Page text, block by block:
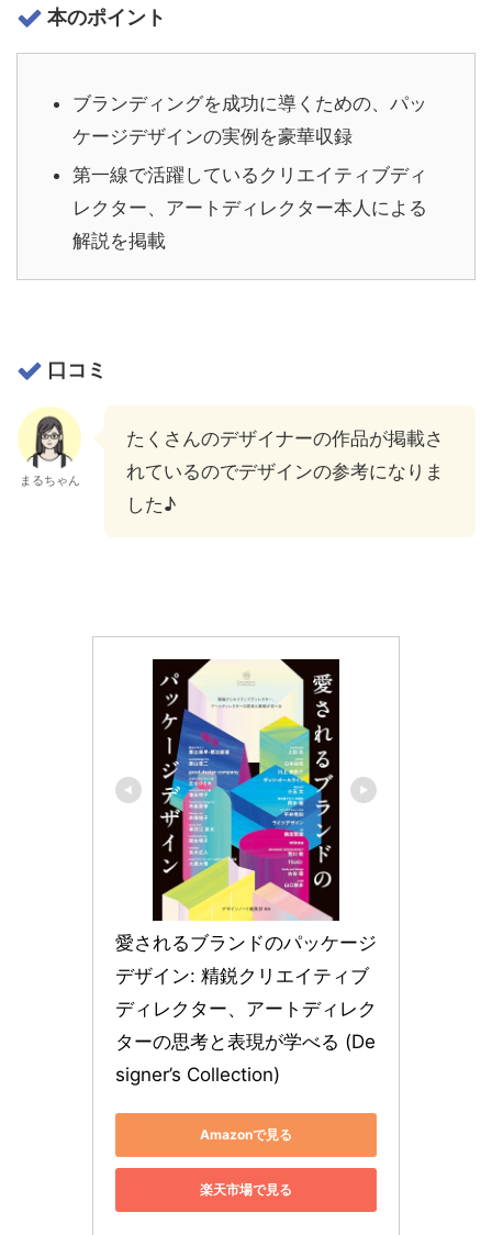
本のポイント
ブランディングを成功に導くための、パッ
ケージデザインの実例を豪華収録
第一線で活躍しているクリエイティブディ
レクター、アートディレクター本人による
解説を掲載
口コミ
まるちゃん
たくさんのデザイナーの作品が掲載さ
れているのでデザインの参考になりま
した♪
愛されるブランドのパッケージ
デザイン: 精鋭クリエイティブ
ディレクター、アートディレク
ターの思考と表現が学べる (De
signer’s Collection)
Amazonで見る
楽天市場で見る